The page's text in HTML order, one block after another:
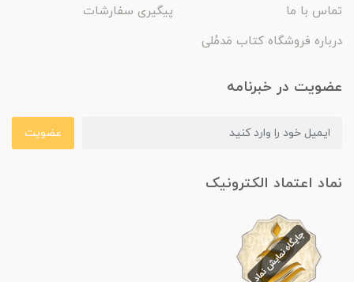
تماس با ما
پیگیری سفارشات
درباره فروشگاه کتاب مَدمُلی
عضویت در خبرنامه
عضویت
نماد اعتماد الکترونیک